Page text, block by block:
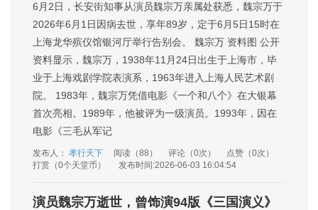
6月2日，长安街知事从演员魏宗万亲属处获悉，魏宗万于
2026年6月1日因病去世，享年89岁，定于6月5日15时在
上海龙华殡仪馆银河厅举行告别会。 魏宗万 资料图 公开
资料显示，魏宗万，1938年11月24日出生于上海市，毕
业于上海戏剧学院表演系，1963年进入上海人民艺术剧
院。 1983年，魏宗万凭借电影《一个和八个》在大银幕
首次亮相。1989年，他被评为一级演员。1993年，因在
电影《三毛从军记
发布人： 孝行天下 阅读（88） 评论（0次）
点赞（0次）
打赏（0个天堂币）
发布时间:2026-06-03 16:04:54
演员魏宗万逝世，曾饰演94版《三国演义》